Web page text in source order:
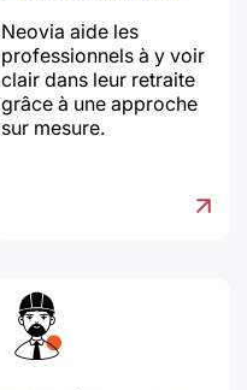
Neovia aide les
professionnels à y voir
clair dans leur retraite
grâce à une approche
sur mesure.